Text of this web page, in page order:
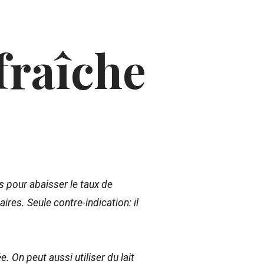
pour abaisser le taux de
Seule contre-indication: il
On peut aussi utiliser du lait